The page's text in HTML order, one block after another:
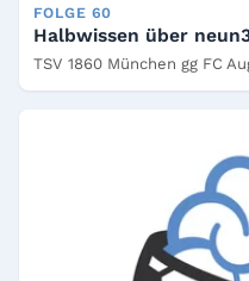
FOLGE 60
Halbwissen über
TSV 1860 München gg FC